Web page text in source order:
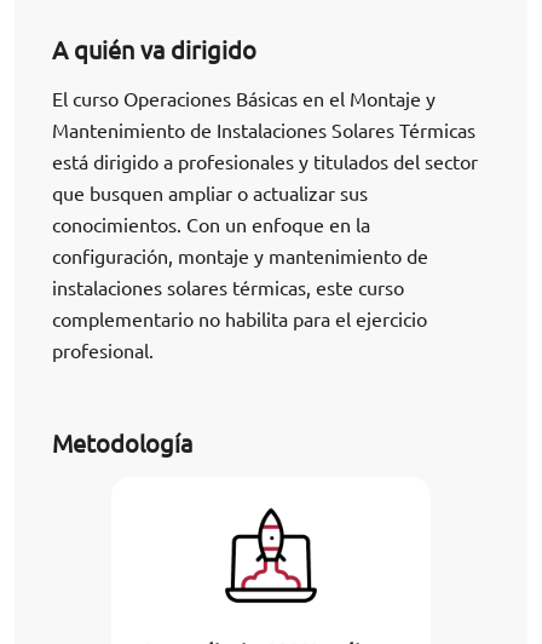
A quién va dirigido
El curso Operaciones Básicas en el Montaje y
Mantenimiento de Instalaciones Solares Térmicas
está dirigido a profesionales y titulados del sector
que busquen ampliar o actualizar sus
conocimientos. Con un enfoque en la
configuración, montaje y mantenimiento de
instalaciones solares térmicas, este curso
complementario no habilita para el ejercicio
profesional.
Metodología